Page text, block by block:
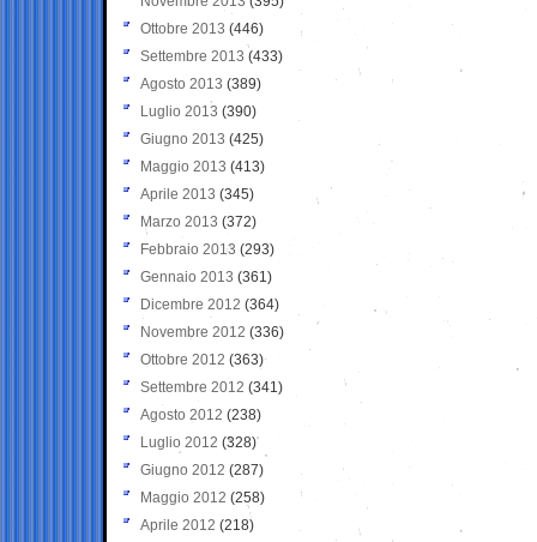
Ottobre 2013 (446)
Settembre 2013 (433)
Agosto 2013 (389)
Luglio 2013 (390)
Giugno 2013 (425)
Maggio 2013 (413)
Aprile 2013 (345)
Marzo 2013 (372)
Febbraio 2013 (293)
Gennaio 2013 (361)
Dicembre 2012 (364)
Novembre 2012 (336)
Ottobre 2012 (363)
Settembre 2012 (341)
Agosto 2012 (238)
Luglio 2012 (328)
Giugno 2012 (287)
Maggio 2012 (258)
Aprile 2012 (218)